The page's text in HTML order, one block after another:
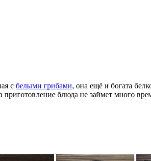
с белыми грибами, она ещё и богата
приготовление блюда не займет много